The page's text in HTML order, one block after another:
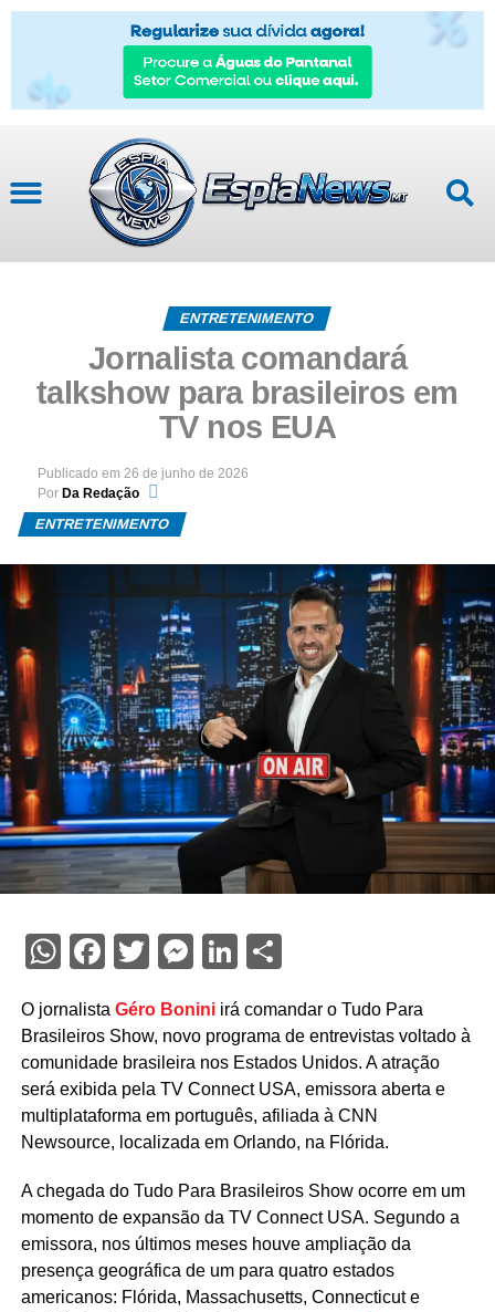
ENTRETENIMENTO
Jornalista comandará
talkshow para brasileiros em
TV nos EUA
Publicado em 26 de junho de 2026
Por Da Redação
ENTRETENIMENTO
WhatsApp
Facebook
Twitter
Messenger
LinkedIn
Share
O jornalista Géro Boniniirá comandar o Tudo Para
Brasileiros Show, novo programa de entrevistas voltado à
comunidade brasileira nos Estados Unidos. A atração
será exibida pela TV Connect USA, emissora aberta e
multiplataforma em português, afiliada à CNN
Newsource, localizada em Orlando, na Flórida.
A chegada do Tudo Para Brasileiros Show ocorre em um
momento de expansão da TV Connect USA. Segundo a
emissora, nos últimos meses houve ampliação da
presença geográfica de um para quatro estados
americanos: Flórida, Massachusetts, Connecticut e